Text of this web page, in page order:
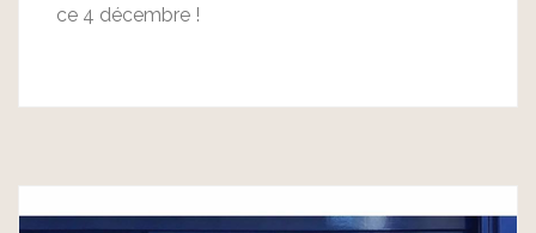
ce 4 décembre !